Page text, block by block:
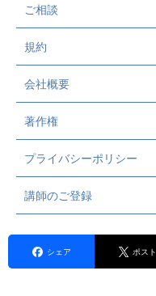
ご相談
規約
会社概要
著作権
プライバシーポリシー
講師のご登録
シェア ポスト